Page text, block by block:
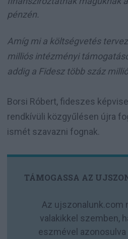
pénzén.
Amíg mi a költségvetés
milliós intézményi
addig a Fidesz több száz
Borsi Róbert, fideszes
rendkívüli közgyűlésen újra
ismét szavazni fognak.
TÁMOGASSA AZ
Az ujszonalunk.com
valakikkel szemben,
eszmével